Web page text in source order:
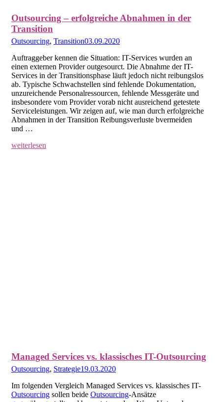
Outsourcing – erfolgreiche Abnahmen in der
Transition
Outsourcing, Transition03.09.2020
Auftraggeber kennen die Situation: IT-Services wurden an
einen externen Provider outgesourct. Die Abnahme der IT-
Services in der Transitionsphase läuft jedoch nicht reibungslos
ab. Typische Schwachstellen sind fehlende Dokumentation,
unzureichende Personalressourcen, fehlende Messgeräte und
insbesondere vom Provider vorab nicht ausreichend getestete
Serviceleistungen. Wir zeigen auf, wie man durch erfolgreiche
Abnahmen in der Transition Reibungsverluste bvermeiden
und …
weiterlesen
Managed Services vs. klassisches IT-Outsourcing
Outsourcing, Strategie19.03.2020
Im folgenden Vergleich Managed Services vs. klassisches IT-
Outsourcing sollen beide Outsourcing-Ansätze